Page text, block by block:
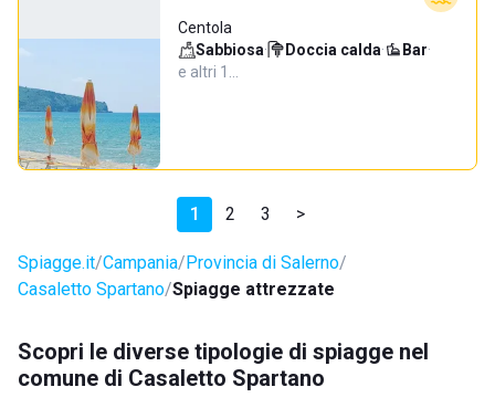
Centola
Sabbiosa· Doccia calda· Bar·
e altri 1…
1 2 3 >
Spiagge.it Campania Provincia di Salerno
Casaletto Spartano Spiagge attrezzate
Scopri le diverse tipologie di spiagge nel
comune di Casaletto Spartano